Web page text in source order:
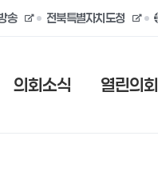
송 전북특별자치도청
의회소식 열린의회